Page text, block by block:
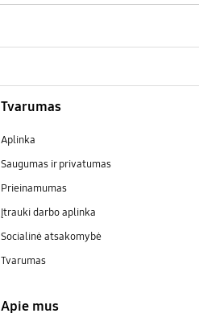
Tvarumas
Aplinka
Saugumas ir privatumas
Prieinamumas
Įtrauki darbo aplinka
Socialinė atsakomybė
Tvarumas
Apie mus